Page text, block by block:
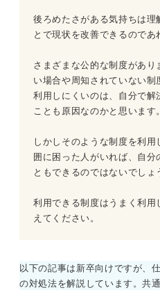
後ろめたさがある気持ちは理
とで現状を改善できるのであ
さまざまな公的な制度があ
い場合や周知されていない制
利用しにくいのは、自分で解
ことも原因なのかと思います。
しかしそのような制度を利
囲に困った人がいれば、自分
ともできるのではないでしょ
利用できる制度はうまく利用
えてください。
以下の記事は新卒向けですが、
の対処法を解説しています。共